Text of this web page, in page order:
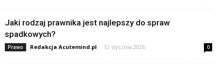
Jaki rodzaj prawnika jest najlepszy do spraw
spadkowych?
Prawo Redakcja Acutemind.pl - 12 stycznia 2026 0